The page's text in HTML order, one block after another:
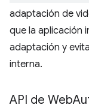
adaptación de
que la aplicación
adaptación y
interna.
API de Web